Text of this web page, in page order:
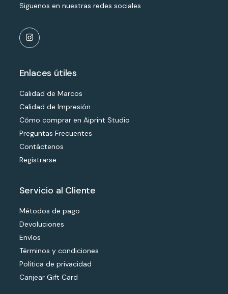
Siguenos en nuestras redes sociales
Enlaces útiles
Calidad de Marcos
Calidad de Impresión
Cómo comprar en Aiprint Studio
Preguntas Frecuentes
Contáctenos
Registrarse
Servicio al Cliente
Métodos de pago
Devoluciones
Envíos
Términos y condiciones
Política de privacidad
Canjear Gift Card